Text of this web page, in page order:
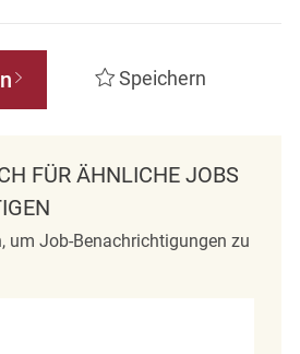
Speichern
FÜR ÄHNLICHE JOBS
um Job-Benachrichtigungen zu